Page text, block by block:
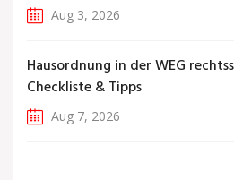
Aug 3, 2026
Hausordnung in der WEG
Checkliste & Tipps
Aug 7, 2026